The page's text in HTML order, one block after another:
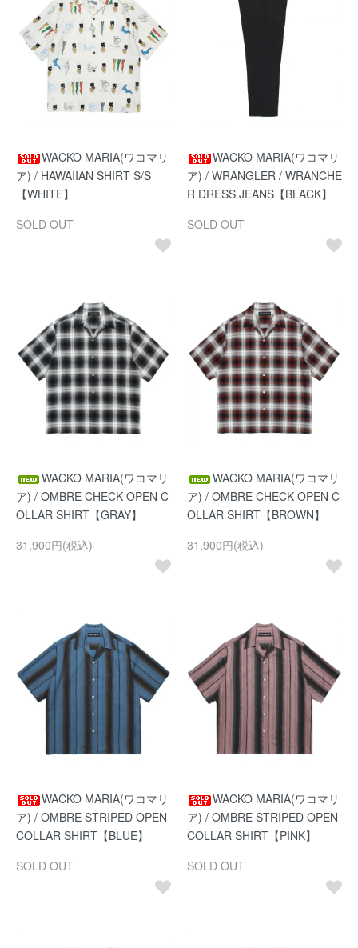
WACKO MARIA(ワコマリ
ア) / HAWAIIAN SHIRT S/S
【WHITE】
SOLD OUT
WACKO MARIA(ワコマリ
ア) / WRANGLER / WRANCHE
R DRESS JEANS【BLACK】
SOLD OUT
WACKO MARIA(ワコマリ
ア) / OMBRE CHECK OPEN C
OLLAR SHIRT【GRAY】
31,900円(税込)
WACKO MARIA(ワコマリ
ア) / OMBRE CHECK OPEN C
OLLAR SHIRT【BROWN】
31,900円(税込)
WACKO MARIA(ワコマリ
ア) / OMBRE STRIPED OPEN
COLLAR SHIRT【BLUE】
SOLD OUT
WACKO MARIA(ワコマリ
ア) / OMBRE STRIPED OPEN
COLLAR SHIRT【PINK】
SOLD OUT